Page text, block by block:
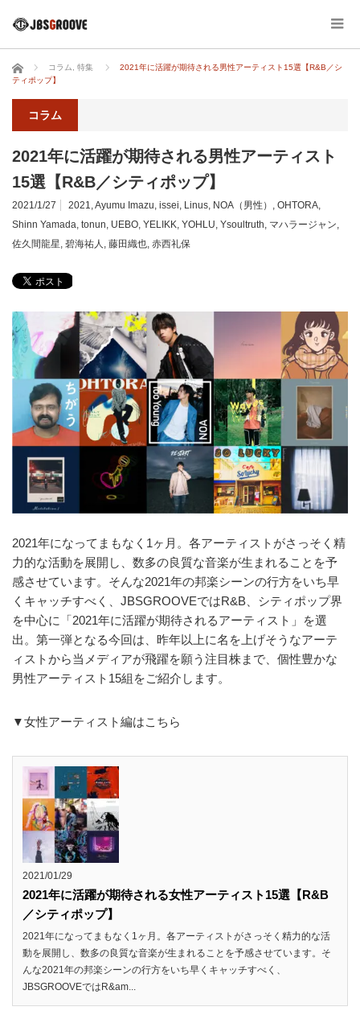
ホーム コラム 特集
2021年に活躍が期待される男性アーティスト15選【R&B／シ
ティポップ】
コラム
2021年に活躍が期待される男性アーティスト
15選【R&B／シティポップ】
2021/1/27 2021,Ayumu Imazu, issei, Linus, NOA（男性） , OHTORA,
Shinn Yamada, tonun, UEBO, YELIKK, YOHLU, Ysoultruth, マハラージャン,
佐久間龍星, 碧海祐人 , 藤田織也, 赤西礼保
2021年になってまもなく1ヶ月。各アーティストがさっそく精
力的な活動を展開し、数多の良質な音楽が生まれることを予
感させています。そんな2021年の邦楽シーンの行方をいち早
くキャッチすべく、JBSGROOVEではR&B、シティポップ界
を中心に「2021年に活躍が期待されるアーティスト」を選
出。第一弾となる今回は、昨年以上に名を上げそうなアーテ
ィストから当メディアが飛躍を願う注目株まで、個性豊かな
男性アーティスト15組をご紹介します。
▼女性アーティスト編はこちら
2021/01/29
2021年に活躍が期待される女性アーティスト15選【R&B
／シティポップ】
2021年になってまもなく1ヶ月。各アーティストがさっそく精力的な活
動を展開し、数多の良質な音楽が生まれることを予感させています。そ
んな2021年の邦楽シーンの行方をいち早くキャッチすべく、
JBSGROOVEではR&am...